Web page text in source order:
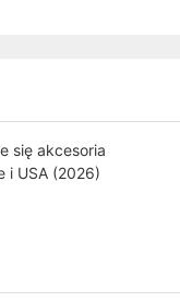
się akcesoria
i USA (2026)